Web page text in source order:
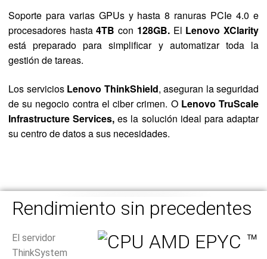
Soporte para varias GPUs y hasta 8 ranuras PCIe 4.0 e
procesadores hasta4TB con 128GB. El Lenovo XClarity
está preparado para simplificar y automatizar toda la
gestión de tareas.
Los servicios Lenovo ThinkShield, aseguran la seguridad
de su negocio contra el ciber crimen. O Lenovo TruScale
Infrastructure Services,es la solución ideal para adaptar
su centro de datos a sus necesidades.
Rendimiento sin precedentes
El servidor
ThinkSystem